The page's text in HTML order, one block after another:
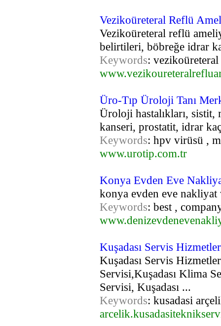
Vezikoüreteral Reflü
Vezikoüreteral reflü
belirtileri, böbreğe idrar
Keywords:
Üro-Tıp Üroloji Tanı
Üroloji hastalıkları, sistit,
kanseri, prostatit, idrar
Keywords: hpv virüsü ,
www.urotip.com.tr
Konya Evden Eve
konya evden eve nakliyat
Keywords: best ,
Kuşadası Servis
Kuşadası Servis
Servisi,Kuşadası Klima
Servisi, Kuşadası ...
Keywords: kusadasi